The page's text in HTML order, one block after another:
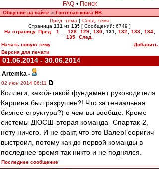
FAQ • Поиск
Общение на сайте » Гостевая книга ВВ
Пред. тема | След. тема
Страница 131 из 135 [ Сообщений: 6749 ]
На страницу Пред. 1 128 129 130 131 132 133 134
135
След.
Начать новую тему
Добавить
Версия для печати
01.06.2014 - 30.06.2014
Artemka -
02 июн 2014 06:11
Коллеги, какой-такой фундамент руководителя
Карпина был разрушен?! Что за гениальная
бизнес-структура?) о чем вы вообще. Кроме
системы ДЮСШ-вторая команда- Спартак-2,
нету ничего. И не факт, что это ВалерГеоригич
выстроил, потому как до первой команды в
последнее время так никто и не поднялся.
Последнее сообщение